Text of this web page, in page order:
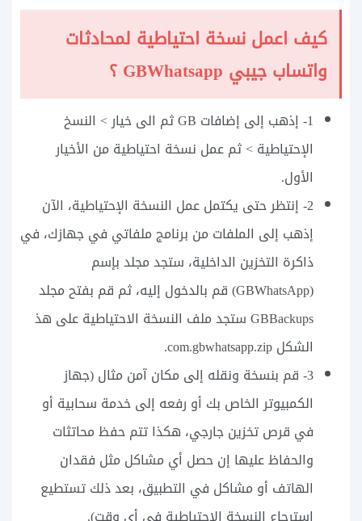
كيف اعمل نسخة احتياطية لمحادثات
واتساب جيبي GBWhatsapp ؟
1- إذهب إلى إضافات GB ثم الى خيار > النسخ
الإحتياطية > ثم عمل نسخة احتياطية من الأخيار
الأول.
2- إنتظر حتى يكتمل عمل النسخة الإحتياطية، الآن
إذهب إلى الملفات من برنامج ملفاتي في جهازك، في
ذاكرة التخزين الداخلية، ستجد مجلد بإسم
(GBWhatsApp) قم بالدخول إليه، ثم قم بفتح مجلد
GBBackups ستجد ملف النسخة الاحتياطية على هذ
الشكل com.gbwhatsapp.zip.
3- قم بنسخة ونقله إلى مكان آمن مثال (جهاز
الكمبيوتر الخاص بك أو رفعه إلى خدمة سحابية أو
في قرص تخزين جارجي، هكذا تتم حفظ محاتثات
والحفاظ عليها إن حصل أي مشاكل مثل فقدان
الهاتف أو مشاكل في التطبيق، بعد ذلك تستطيع